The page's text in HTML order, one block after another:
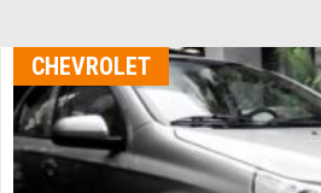
CHEVROLET